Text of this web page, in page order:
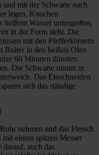
mit der Schwarte nach
legen. Knochen
Wasser untergießen,
in der Form steht. Die
mit den Pfefferkörnern
Bräter in den heißen Ofen
60 Minuten dünsten.
Die Schwarte nimmt in
Das Einschneiden
sich das ständige
nehmen und das Fleisch
einem spitzen Messer
darauf, auch das